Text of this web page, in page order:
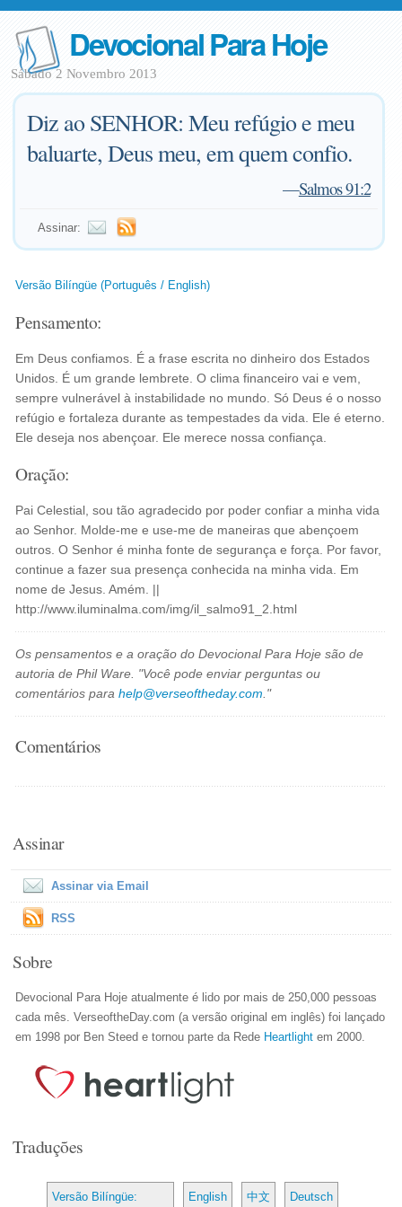
Devocional Para Hoje
Sábado 2 Novembro 2013
Diz ao SENHOR: Meu refúgio e meu
baluarte, Deus meu, em quem confio.
—Salmos 91:2
Assinar:
Versão Bilíngüe (Português / English)
Pensamento:
Em Deus confiamos. É a frase escrita no dinheiro dos Estados
Unidos. É um grande lembrete. O clima financeiro vai e vem,
sempre vulnerável à instabilidade no mundo. Só Deus é o nosso
refúgio e fortaleza durante as tempestades da vida. Ele é eterno.
Ele deseja nos abençoar. Ele merece nossa confiança.
Oração:
Pai Celestial, sou tão agradecido por poder confiar a minha vida
ao Senhor. Molde-me e use-me de maneiras que abençoem
outros. O Senhor é minha fonte de segurança e força. Por favor,
continue a fazer sua presença conhecida na minha vida. Em
nome de Jesus. Amém. ||
http://www.iluminalma.com/img/il_salmo91_2.html
Os pensamentos e a oração do Devocional Para Hoje são de
autoria de Phil Ware. "Você pode enviar perguntas ou
comentários parahelp@verseoftheday.com ."
Comentários
Assinar
Assinar via Email
RSS
Sobre
Devocional Para Hoje atualmente é lido por mais de 250,000 pessoas
cada mês. VerseoftheDay.com (a versão original em inglês) foi lançado
em 1998 por Ben Steed e tornou parte da Rede Heartlight em 2000.
Traduções
Versão Bilíngüe: English 中文 Deutsch